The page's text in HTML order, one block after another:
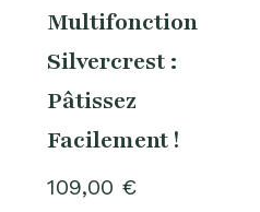
Multifonction
Silvercrest :
Pâtissez
Facilement !
109,00 €